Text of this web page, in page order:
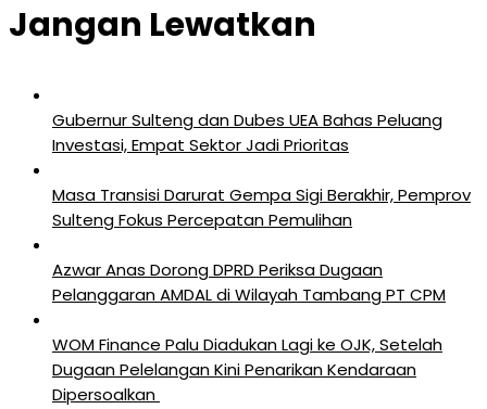
Jangan Lewatkan
Gubernur Sulteng dan Dubes UEA Bahas Peluang
Investasi, Empat Sektor Jadi Prioritas
Masa Transisi Darurat Gempa Sigi Berakhir, Pemprov
Sulteng Fokus Percepatan Pemulihan
Azwar Anas Dorong DPRD Periksa Dugaan
Pelanggaran AMDAL di Wilayah Tambang PT CPM
‎WOM Finance Palu Diadukan Lagi ke OJK, Setelah
Dugaan Pelelangan Kini Penarikan Kendaraan
Dipersoalkan ‎